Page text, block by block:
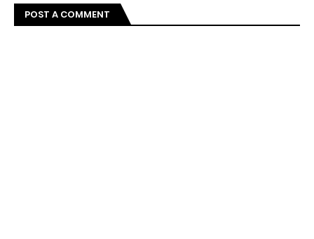
POST A COMMENT